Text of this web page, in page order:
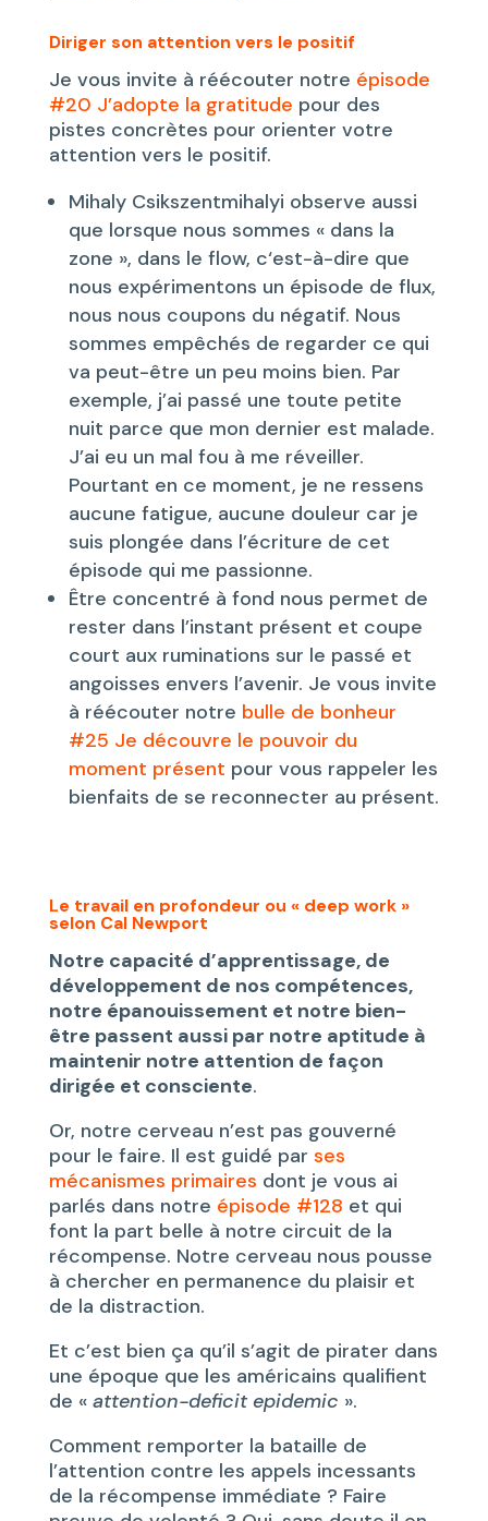
Diriger son attention vers le positif
Je vous invite à réécouter notre épisode
#20 J’adopte la gratitude pour des
pistes concrètes pour orienter votre
attention vers le positif.
Mihaly Csikszentmihalyi observe aussi
que lorsque nous sommes « dans la
zone », dans le flow, c‘est-à-dire que
nous expérimentons un épisode de flux,
nous nous coupons du négatif. Nous
sommes empêchés de regarder ce qui
va peut-être un peu moins bien. Par
exemple, j’ai passé une toute petite
nuit parce que mon dernier est malade.
J’ai eu un mal fou à me réveiller.
Pourtant en ce moment, je ne ressens
aucune fatigue, aucune douleur car je
suis plongée dans l’écriture de cet
épisode qui me passionne.
Être concentré à fond nous permet de
rester dans l’instant présent et coupe
court aux ruminations sur le passé et
angoisses envers l’avenir. Je vous invite
à réécouter notre bulle de bonheur
#25 Je découvre le pouvoir du
moment présent pour vous rappeler les
bienfaits de se reconnecter au présent.
Le travail en profondeur ou « deep work »
selon Cal Newport
Notre capacité d’apprentissage, de
développement de nos compétences,
notre épanouissement et notre bien-
être passent aussi par notre aptitude à
maintenir notre attention de façon
dirigée et consciente.
Or, notre cerveau n’est pas gouverné
pour le faire. Il est guidé par ses
mécanismes primaires dont je vous ai
parlés dans notre épisode #128 et qui
font la part belle à notre circuit de la
récompense. Notre cerveau nous pousse
à chercher en permanence du plaisir et
de la distraction.
Et c’est bien ça qu’il s’agit de pirater dans
une époque que les américains qualifient
de « attention-deficit epidemic ».
Comment remporter la bataille de
l’attention contre les appels incessants
de la récompense immédiate ? Faire